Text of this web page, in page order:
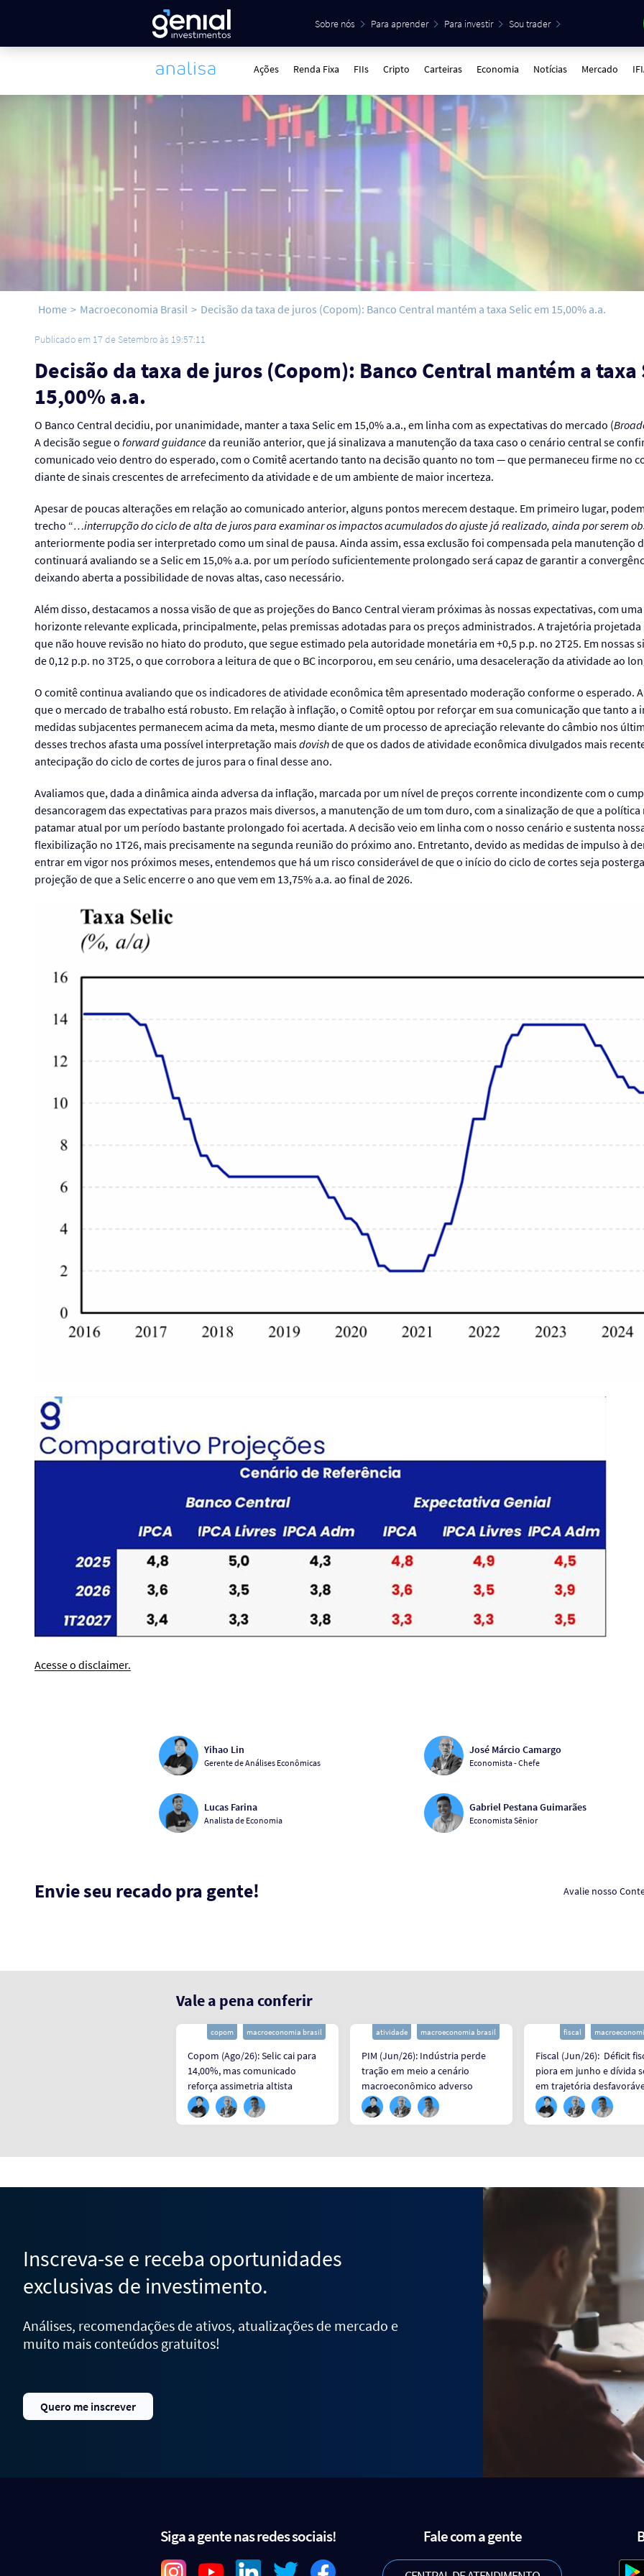
Sobre nós Para aprender Para investir Sou trader
Ações Renda Fixa FIIs Cripto Carteiras Economia Notícias Mercado
Home > Macroeconomia Brasil > Decisão da taxa de juros (Copom): Banco Central mantém a taxa Selic em 15,00% a.a.
Publicado em 17 de Setembro às 19:57:11
Decisão da taxa de juros (Copom): Banco Central mantém a taxa
15,00% a.a.
O Banco Central decidiu, por unanimidade, manter a taxa Selic em 15,0% a.a., em linha com as expectativas do mercado (
A decisão segue o forward guidanceda reunião anterior, que já sinalizava a manutenção da taxa caso o cenário central se
comunicado veio dentro do esperado, com o Comitê acertando tanto na decisão quanto no tom —que permaneceu firme no
diante de sinais crescentes de arrefecimento da atividade e de um ambiente de maior incerteza.
Apesar de poucas alterações em relação ao comunicado anterior, alguns pontos merecem destaque. Em primeiro lugar,
trecho “…interrupção do ciclo de alta de juros para examinar os impactos acumulados do ajuste já realizado, ainda por serem
anteriormente podia ser interpretado como um sinal de pausa. Ainda assim, essa exclusão foi compensada pela manutenção
continuará avaliando se a Selic em 15,0% a.a. por um período suficientemente prolongado será capaz de garantir a
deixando aberta a possibilidade de novas altas, caso necessário.
Além disso, destacamos a nossa visão de que as projeções do Banco Central vieram próximas às nossas expectativas, com
horizonte relevante explicada, principalmente, pelas premissas adotadas para os preços administrados. A trajetória projetada
que não houve revisão no hiato do produto, que segue estimado pela autoridade monetária em +0,5 p.p. no 2T25. Em nossas
de 0,12 p.p. no 3T25, o que corrobora a leitura de que o BC incorporou, em seu cenário, uma desaceleração da atividade ao
O comitê continua avaliando que os indicadores de atividade econômica têm apresentado moderação conforme o esperado.
que o mercado de trabalho está robusto. Em relação à inflação, o Comitê optou por reforçar em sua comunicação que tanto a
medidas subjacentes permanecem acima da meta, mesmo diante de um processo de apreciação relevante do câmbio nos
desses trechos afasta uma possível interpretação maisdovishde que os dados de atividade econômica divulgados mais
antecipação do ciclo de cortes de juros para o final desse ano.
Avaliamos que, dada a dinâmica ainda adversa da inflação, marcada por um nível de preços corrente incondizente com o
desancoragem das expectativas para prazos mais diversos, a manutenção de um tom duro, com a sinalização de que a
patamar atual por um período bastante prolongado foi acertada. A decisão veio em linha com o nosso cenário e sustenta
flexibilização no 1T26, mais precisamente na segunda reunião do próximo ano. Entretanto, devido as medidas de impulso à
entrar em vigor nos próximos meses, entendemos que há um risco considerável de que o início do ciclo de cortes seja
projeção de que a Selic encerre o ano que vem em 13,75% a.a. ao final de 2026.
Acesse o disclaimer.
Yihao Lin
Gerente de Análises Econômicas
José Márcio Camargo
Economista - Chefe
Lucas Farina
Analista de Economia
Gabriel Pestana Guimarães
Economista Sênior
Avalie nosso
Envie seu recado pra gente!
Vale a pena conferir
copom macroeconomia brasil
Copom (Ago/26): Selic cai para
14,00%, mas comunicado
reforça assimetria altista
atividade macroeconomia brasil
PIM (Jun/26): Indústria perde
tração em meio a cenário
macroeconômico adverso
fiscal
Fiscal (Jun/26): Déficit
piora em junho e dívida
em trajetória
Inscreva-se e receba oportunidades
exclusivas de investimento.
Análises, recomendações de ativos, atualizações de mercado e
muito mais conteúdos gratuitos!
Quero me inscrever
Siga a gente nas redes sociais! Fale com a gente